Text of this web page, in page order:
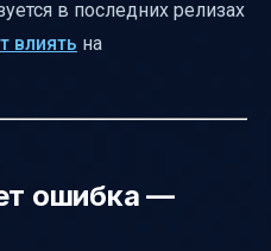
в последних релизах
влиять на
ошибка —